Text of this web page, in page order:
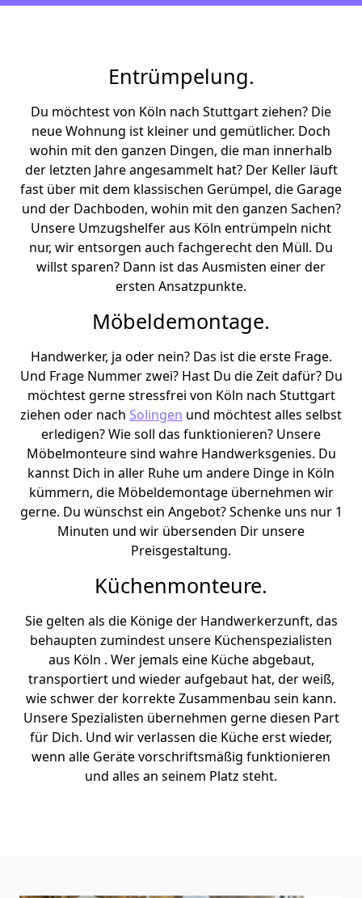
Entrümpelung.
Du möchtest von Köln nach Stuttgart ziehen? Die
neue Wohnung ist kleiner und gemütlicher. Doch
wohin mit den ganzen Dingen, die man innerhalb
der letzten Jahre angesammelt hat? Der Keller läuft
fast über mit dem klassischen Gerümpel, die Garage
und der Dachboden, wohin mit den ganzen Sachen?
Unsere Umzugshelfer aus Köln entrümpeln nicht
nur, wir entsorgen auch fachgerecht den Müll. Du
willst sparen? Dann ist das Ausmisten einer der
ersten Ansatzpunkte.
Möbeldemontage.
Handwerker, ja oder nein? Das ist die erste Frage.
Und Frage Nummer zwei? Hast Du die Zeit dafür? Du
möchtest gerne stressfrei von Köln nach Stuttgart
ziehen oder nach Solingen und möchtest alles selbst
erledigen? Wie soll das funktionieren? Unsere
Möbelmonteure sind wahre Handwerksgenies. Du
kannst Dich in aller Ruhe um andere Dinge in Köln
kümmern, die Möbeldemontage übernehmen wir
gerne. Du wünschst ein Angebot? Schenke uns nur 1
Minuten und wir übersenden Dir unsere
Preisgestaltung.
Küchenmonteure.
Sie gelten als die Könige der Handwerkerzunft, das
behaupten zumindest unsere Küchenspezialisten
aus Köln . Wer jemals eine Küche abgebaut,
transportiert und wieder aufgebaut hat, der weiß,
wie schwer der korrekte Zusammenbau sein kann.
Unsere Spezialisten übernehmen gerne diesen Part
für Dich. Und wir verlassen die Küche erst wieder,
wenn alle Geräte vorschriftsmäßig funktionieren
und alles an seinem Platz steht.